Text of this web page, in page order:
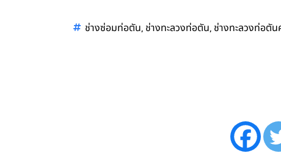
ช่างซ่อมท่อตัน, ช่างทะลวงท่อตัน, ช่างทะลวงท่อตัน